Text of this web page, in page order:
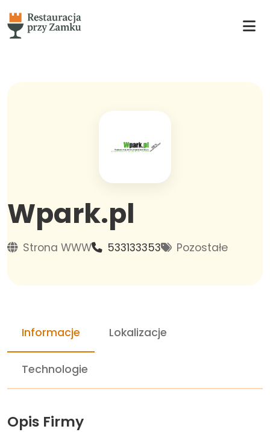
Wpark.pl
Strona WWW 533133353 Pozostałe
Informacje Lokalizacje
Technologie
Opis Firmy